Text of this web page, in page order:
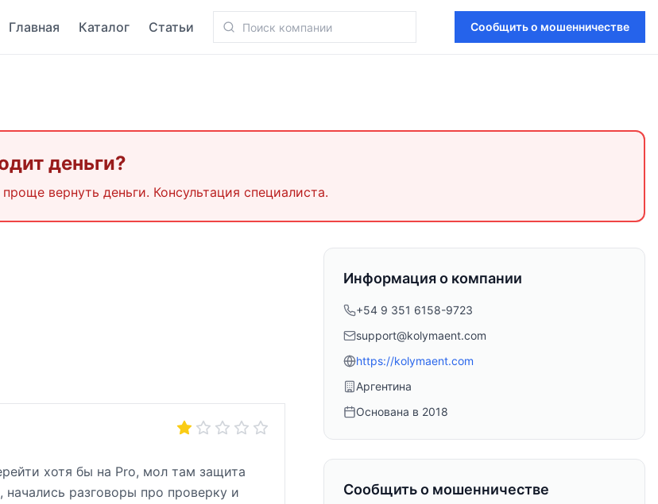
Главная Каталог Статьи Сообщить о мошенничестве
деньги?
вернуть деньги. Консультация специалиста.
хотя бы на Pro, мол там защита
разговоры про проверку и
Информация о компании
+54 9 351 6158-9723
support@kolymaent.com
https://kolymaent.com
Аргентина
Основана в 2018
Сообщить о мошенничестве